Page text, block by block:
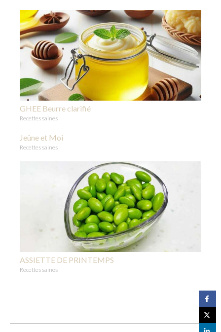
GHEE Beurre clarifié
Recettes saines
Jeûne et Moi
Recettes saines
ASSIETTE DE PRINTEMPS
Recettes saines